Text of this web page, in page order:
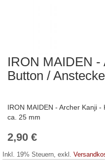
IRON MAIDEN -
Button /
IRON MAIDEN - Archer Kanji
ca. 25 mm
2,90 €
Inkl. 19% Steuern, exkl.
Zum
der